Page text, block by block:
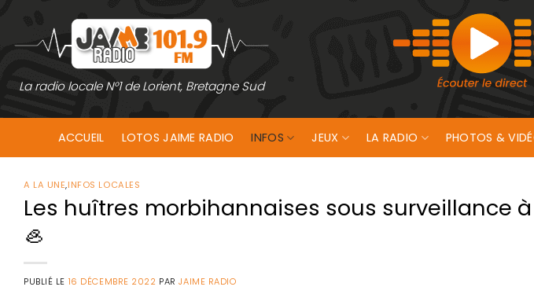
contenu
La radio locale N°1 de Lorient, Bretagne Sud
ACCUEIL LOTOS JAIME RADIO INFOS JEUX LA RADIO PHOTOS &
A LA UNE,INFOS LOCALES
Les huîtres morbihannaises sous surveillance
🦪
PUBLIÉ LE 16 DÉCEMBRE 2022 PARJAIME RADIO